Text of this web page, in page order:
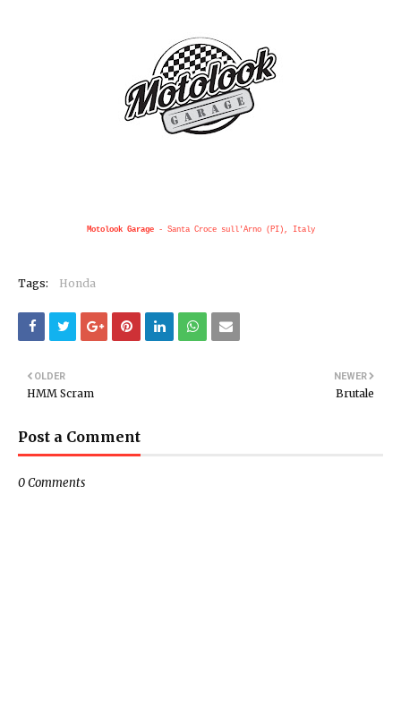
Motolook Garage- Santa Croce sull'Arno (PI), Italy
Tags: Honda
NEWER
Brutale
OLDER
HMM Scram
Post a Comment
0 Comments